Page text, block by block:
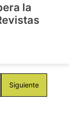
la
Siguiente